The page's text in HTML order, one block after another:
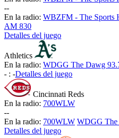
--
En la radio: WBZFM - The Sports
AM 830
Detalles del juego
Athletics
En la radio: WDGG The Dawg
- : -Detalles del juego
Cincinnati Reds
En la radio: 700WLW
--
En la radio: 700WLW WDGG
Detalles del juego